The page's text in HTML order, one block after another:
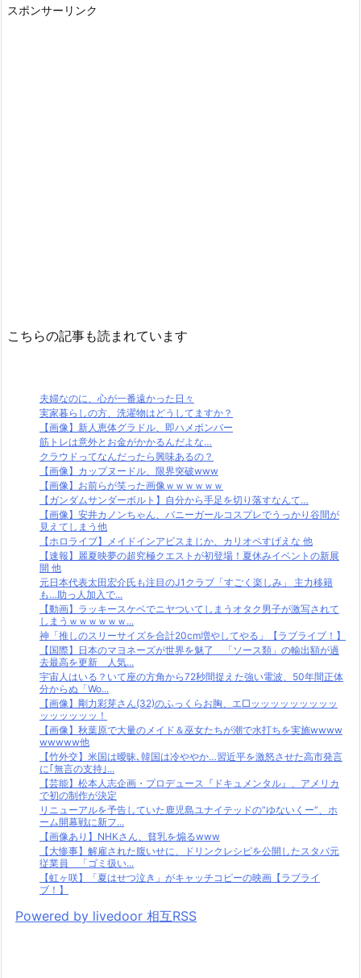
スポンサーリンク
こちらの記事も読まれています
夫婦なのに、心が一番遠かった日々
実家暮らしの方、洗濯物はどうしてますか？
【画像】新人恵体グラドル、即ハメボンバー
筋トレは意外とお金がかかるんだよな…
クラウドってなんだったら興味あるの？
【画像】カップヌードル、限界突破www
【画像】お前らが笑った画像ｗｗｗｗｗｗ
【ガンダムサンダーボルト】自分から手足を切り落すなんて…
【画像】安井カノンちゃん、バニーガールコスプレでうっかり谷間が
見えてしまう他
【ホロライブ】メイドインアビスまじか、カリオペすげえな 他
【速報】麗夏映夢の超究極クエストが初登場！夏休みイベントの新展
開 他
元日本代表太田宏介氏も注目のJ1クラブ「すごく楽しみ」 主力移籍
も…助っ人加入で...
【動画】ラッキースケベでニヤついてしまうオタク男子が激写されて
しまうｗｗｗｗｗｗ...
神「推しのスリーサイズを合計20cm増やしてやる」【ラブライブ！】
【国際】日本のマヨネーズが世界を魅了 「ソース類」の輸出額が過
去最高を更新 人気...
宇宙人はいる？いて座の方角から72秒間捉えた強い電波、50年間正体
分からぬ「Wo...
【画像】剛力彩芽さん(32)のふっくらお胸、エ□ッッッッッッッッッ
ッッッッッッ！
【画像】秋葉原で大量のメイド＆巫女たちが潮で水打ちを実施wwww
wwwww他
【竹外交】米国は曖昧､韓国は冷ややか…習近平を激怒させた高市発言
に｢無言の支持｣...
【芸能】松本人志企画・プロデュース『ドキュメンタル』、アメリカ
で初の制作が決定
リニューアルを予告していた鹿児島ユナイテッドの“ゆないくー”、ホ
ーム開幕戦に新フ...
【画像あり】NHKさん、貧乳を煽るwww
【大惨事】解雇された腹いせに、ドリンクレシピを公開したスタバ元
従業員 「ゴミ扱い...
【虹ヶ咲】「夏はせつ泣き」がキャッチコピーの映画【ラブライ
ブ！】
Powered by livedoor 相互RSS